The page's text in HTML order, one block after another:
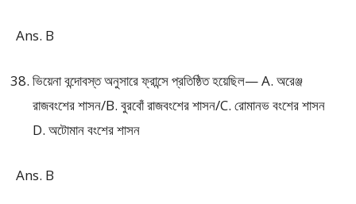
Ans. B
ভিয়েনা বন্দোবস্ত অনুসারে ফ্রান্সে প্রতিষ্ঠিত হয়েছিল— A. অরেঞ্জ
রাজবংশের শাসন/B. বুরবোঁ রাজবংশের শাসন/C. রোমানভ বংশের শাসন
D. অটোমান বংশের শাসন
Ans. B